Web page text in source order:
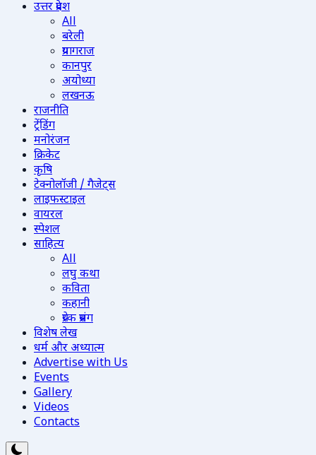
उत्तर प्रदेश
All
बरेली
प्रयागराज
कानपुर
अयोध्या
लखनऊ
राजनीति
ट्रेंडिंग
मनोरंजन
क्रिकेट
कृषि
टेक्नोलॉजी / गैजेट्स
लाइफस्टाइल
वायरल
स्पेशल
साहित्य
All
लघु कथा
कविता
कहानी
प्रेरक प्रसंग
विशेष लेख
धर्म और अध्यात्म
Advertise with Us
Events
Gallery
Videos
Contacts